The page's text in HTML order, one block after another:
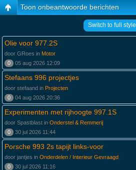
Toon onbeantwoorde berichten
Switch to full style
Olie voor 977.2S
door GRoes in Motor
0
05 aug 2026 12:09
Stefaans 996 projectjes
door stefaand in Projecten
0
04 aug 2026 20:36
Experimenten met rijhoogte 997.1S
door Spastblast in Onderstel & Remmerij
0
30 jul 2026 11:44
Porsche 993 2s tapijt links-voor
door jantjes in Onderdelen / Interieur Gevraagd
0
30 jul 2026 11:16